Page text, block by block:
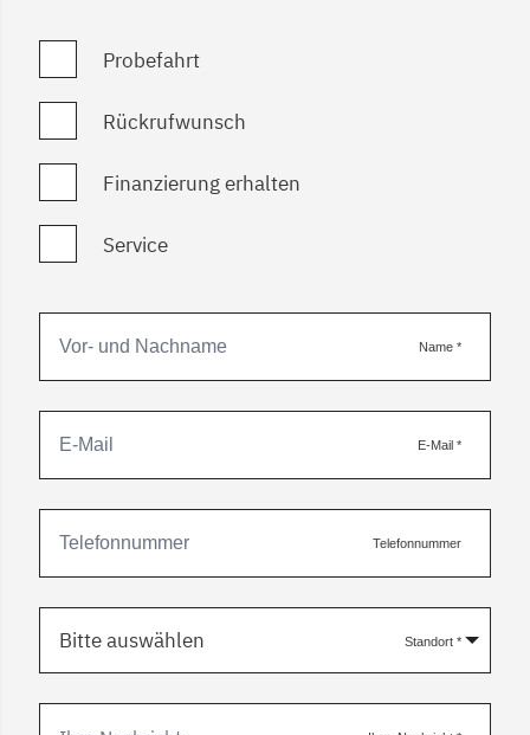
Probefahrt
Rückrufwunsch
Finanzierung erhalten
Service
Name *
E-Mail *
Telefonnummer
Standort *
Bitte auswählen